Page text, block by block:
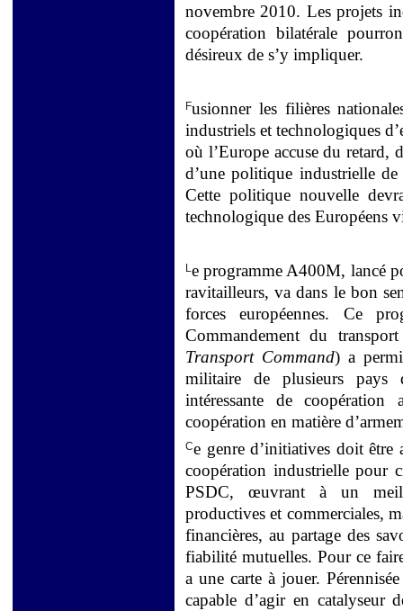
novembre 2010. Les projets
coopération bilatérale
désireux de s’y impliquer.
Fusionner les filières
industriels et technologiques
où l’Europe accuse du retard,
d’une politique industrielle
Cette politique nouvelle
technologique des Européens
Le programme A400M, lancé
ravitailleurs, va dans le bon
forces européennes. Ce
Commandement du
Transport Command) a
militaire de plusieurs pays
intéressante de
coopération en matière
Ce genre d’initiatives doit être
coopération industrielle pour
PSDC, œuvrant à un
productives et commerciales,
financières, au partage des
fiabilité mutuelles. Pour ce
a une carte à jouer.
capable d’agir en catalyseur